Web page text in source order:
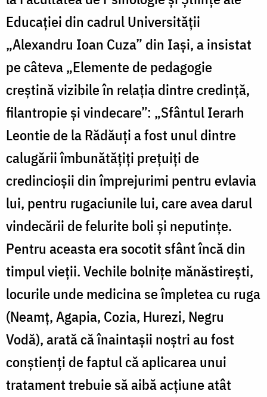
Educaţiei din cadrul Universităţii
„Alexandru Ioan Cuza” din Iaşi, a insistat
pe câteva „Elemente de pedagogie
creştină vizibile în relaţia dintre credinţă,
filantropie şi vindecare”: „Sfântul Ierarh
Leontie de la Rădăuţi a fost unul dintre
calugării îmbunătăţiţi preţuiţi de
credincioşii din împrejurimi pentru evlavia
lui, pentru rugaciunile lui, care avea darul
vindecării de felurite boli şi neputinţe.
Pentru aceasta era socotit sfânt încă din
timpul vieţii. Vechile bolniţe mănăstireşti,
locurile unde medicina se împletea cu ruga
(Neamţ, Agapia, Cozia, Hurezi, Negru
Vodă), arată că înaintaşii noştri au fost
conştienţi de faptul că aplicarea unui
tratament trebuie să aibă acţiune atât